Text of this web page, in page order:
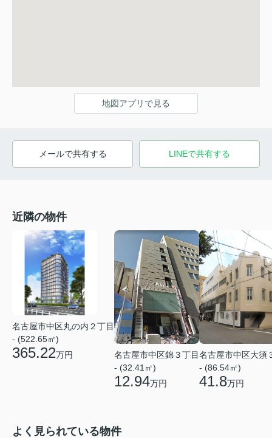
地図アプリで見る
メールで共有する LINEで共有する
近隣の物件
名古屋市中区丸の内２丁目
- (522.65㎡)
365.22万円
名古屋市中区錦３丁目
- (32.41㎡)
12.94万円
名古屋市中区大須
- (86.54㎡)
41.8万円
よく見られている物件